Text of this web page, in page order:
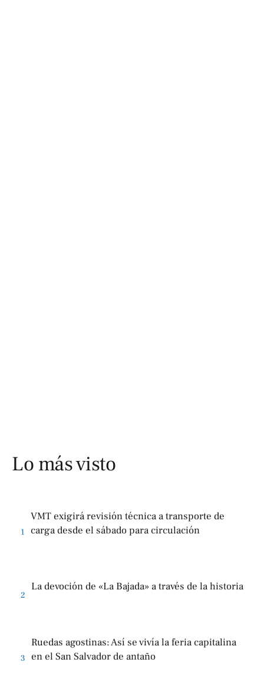
Lo más visto
1
VMT exigirá revisión técnica a transporte de
carga desde el sábado para circulación
2
La devoción de «La Bajada» a través de la historia
3
Ruedas agostinas: Así se vivía la feria capitalina
en el San Salvador de antaño